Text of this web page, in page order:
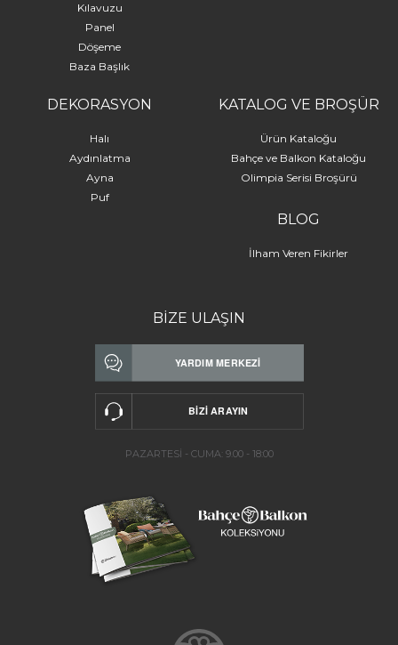
Kılavuzu
Panel
Döşeme
Baza Başlık
DEKORASYON
Halı
Aydınlatma
Ayna
Puf
KATALOG VE BROŞÜR
Ürün Kataloğu
Bahçe ve Balkon Kataloğu
Olimpia Serisi Broşürü
BLOG
İlham Veren Fikirler
BİZE ULAŞIN
PAZARTESİ - CUMA: 9.00 - 18:00